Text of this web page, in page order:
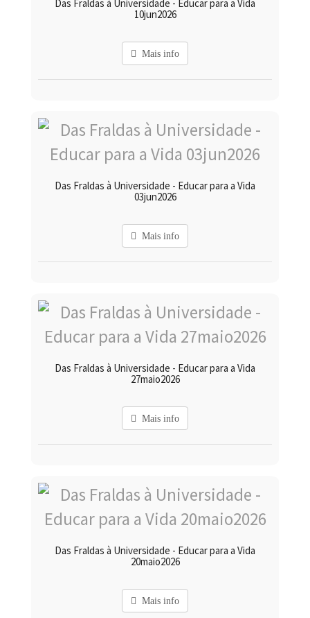
Das Fraldas à Universidade - Educar para a Vida
10jun2026
Mais info
Das Fraldas à Universidade - Educar para a Vida
03jun2026
Mais info
Das Fraldas à Universidade - Educar para a Vida
27maio2026
Mais info
Das Fraldas à Universidade - Educar para a Vida
20maio2026
Mais info